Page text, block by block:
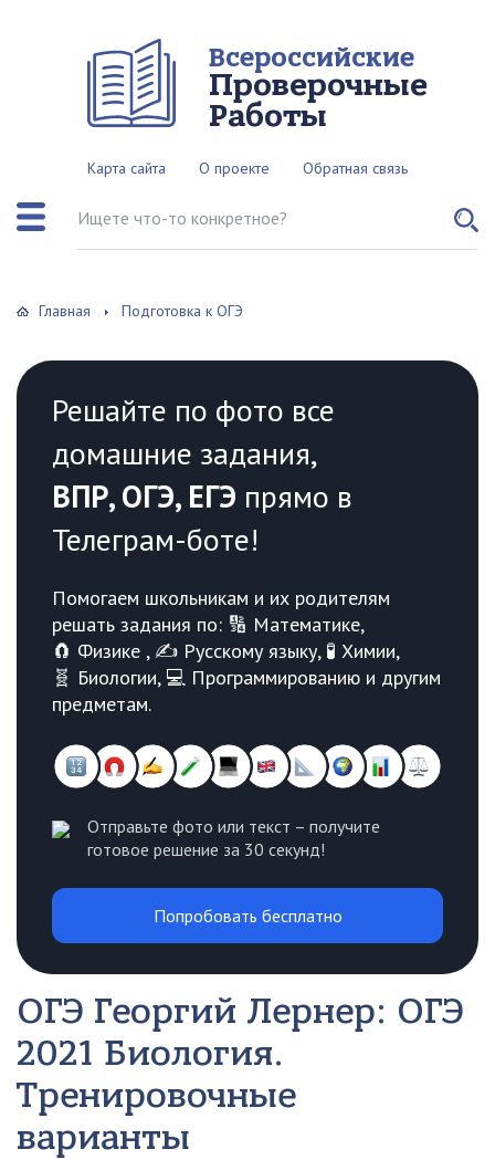
Всероссийские
Проверочные
Работы
Карта сайта О проекте Обратная связь
Поиск по сайту
Главная Подготовка к ОГЭ
Решайте по фото все
домашние задания,
ВПР, ОГЭ, ЕГЭ прямо в
Телеграм-боте!
Помогаем школьникам и их родителям
решать задания по: 🔢 Математике,
🧲 Физике , ✍️ Русскому языку, 🧪 Химии,
🧬 Биологии, 💻 Программированию и другим
предметам.
Отправьте фото или текст – получите
готовое решение за 30 секунд!
Попробовать бесплатно
ОГЭ Георгий Лернер: ОГЭ
2021 Биология.
Тренировочные
варианты